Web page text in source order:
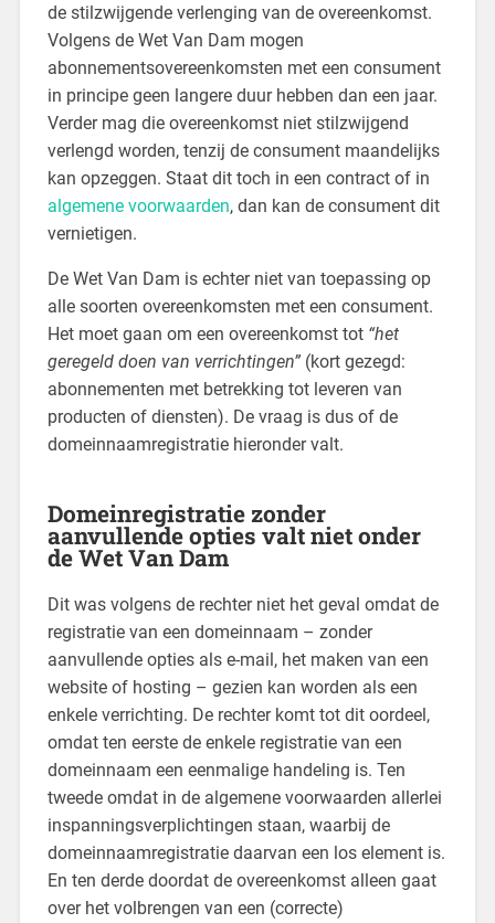
de stilzwijgende verlenging van de overeenkomst.
Volgens de Wet Van Dam mogen
abonnementsovereenkomsten met een consument
in principe geen langere duur hebben dan een jaar.
Verder mag die overeenkomst niet stilzwijgend
verlengd worden, tenzij de consument maandelijks
kan opzeggen. Staat dit toch in een contract of in
algemene voorwaarden, dan kan de consument dit
vernietigen.
De Wet Van Dam is echter niet van toepassing op
alle soorten overeenkomsten met een consument.
Het moet gaan om een overeenkomst tot “het
geregeld doen van verrichtingen”(kort gezegd:
abonnementen met betrekking tot leveren van
producten of diensten). De vraag is dus of de
domeinnaamregistratie hieronder valt.
Domeinregistratie zonder
aanvullende opties valt niet onder
de Wet Van Dam
Dit was volgens de rechter niet het geval omdat de
registratie van een domeinnaam – zonder
aanvullende opties als e-mail, het maken van een
website of hosting – gezien kan worden als een
enkele verrichting. De rechter komt tot dit oordeel,
omdat ten eerste de enkele registratie van een
domeinnaam een eenmalige handeling is. Ten
tweede omdat in de algemene voorwaarden allerlei
inspanningsverplichtingen staan, waarbij de
domeinnaamregistratie daarvan een los element is.
En ten derde doordat de overeenkomst alleen gaat
over het volbrengen van een (correcte)